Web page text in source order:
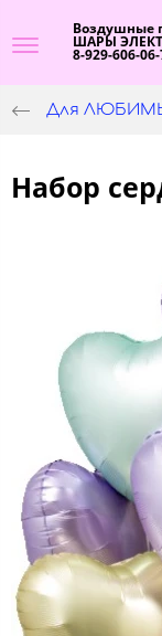
Воздушные
ШАРЫ
8-929-606-06-
Для
Набор